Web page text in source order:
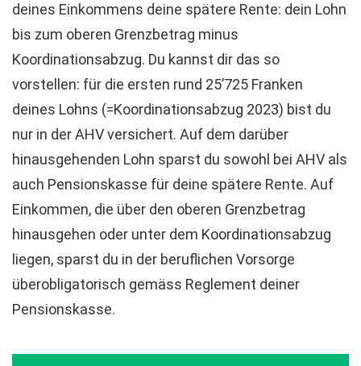
deines Einkommens deine spätere Rente: dein Lohn
bis zum oberen Grenzbetrag minus
Koordinationsabzug. Du kannst dir das so
vorstellen: für die ersten rund 25’725 Franken
deines Lohns (=Koordinationsabzug 2023) bist du
nur in der AHV versichert. Auf dem darüber
hinausgehenden Lohn sparst du sowohl bei AHV als
auch Pensionskasse für deine spätere Rente. Auf
Einkommen, die über den oberen Grenzbetrag
hinausgehen oder unter dem Koordinationsabzug
liegen, sparst du in der beruflichen Vorsorge
überobligatorisch gemäss Reglement deiner
Pensionskasse.